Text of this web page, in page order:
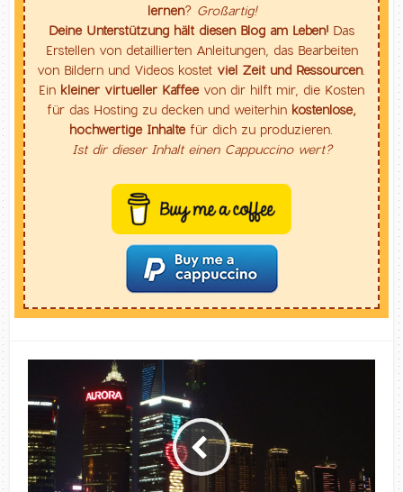
lernen? Großartig!
Deine Unterstützung hält diesen Blog am Leben! Das
Erstellen von detaillierten Anleitungen, das Bearbeiten
von Bildern und Videos kostet viel Zeit und Ressourcen.
Ein kleiner virtueller Kaffeevon dir hilft mir, die Kosten
für das Hosting zu decken und weiterhin kostenlose,
hochwertige Inhaltefür dich zu produzieren.
Ist dir dieser Inhalt einen Cappuccino wert?